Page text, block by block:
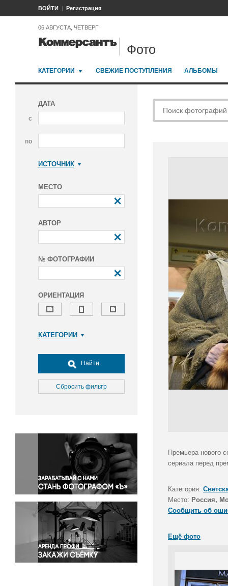
ВОЙТИ Регистрация
06 АВГУСТА, ЧЕТВЕРГ
Фото
КАТЕГОРИИ СВЕЖИЕ ПОСТУПЛЕНИЯ АЛЬБОМЫ
ДАТА
с
по
ИСТОЧНИК
МЕСТО
АВТОР
№ ФОТОГРАФИИ
ОРИЕНТАЦИЯ
КАТЕГОРИИ
Досуг, туризм и отдых
Культура
Медицина
Окружающая среда
Политика
Правосудие
Происшествия и конфликты
Религия
Светская жизнь
Спорт
Экология
Экономика и бизнес
Найти
Сбросить фильтр
Премьера нового
сериала перед
Категория:
Место: Россия,
Сообщить об
Ещё фото